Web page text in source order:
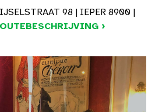
98 | IEPER 8900 |
›